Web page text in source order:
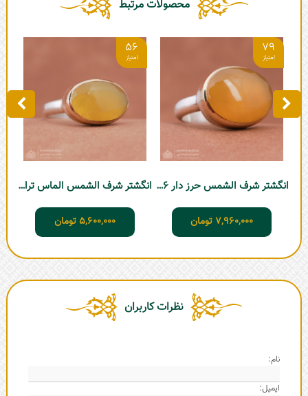
محصولات مرتبط
79
انگشتر شرف الشمس حرز دار D706
7,960,000 تومان
56
انگشتر شرف الشمس الماس تراش D710
5,600,000تومان
نظرات کاربران
نام:
ایمیل: